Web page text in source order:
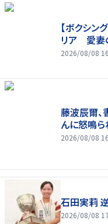
【ボクシン
リア 愛妻
2026/08/08
藤波辰爾、
んに怒鳴ら
2026/08/08
石田実莉
2026/08/08